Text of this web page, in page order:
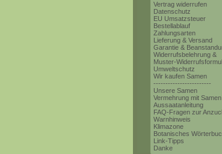
Vertrag widerrufen
Datenschutz
EU Umsatzsteuer
Bestellablauf
Zahlungsarten
Lieferung & Versand
Garantie &
Widerrufsbelehrung &
Muster-
Umweltschutz
Wir kaufen Samen
------------------------
Unsere Samen
Vermehrung mit Samen
Aussaatanleitung
FAQ-Fragen zur
Warnhinweis
Klimazone
Botanisches
Link-Tipps
Danke